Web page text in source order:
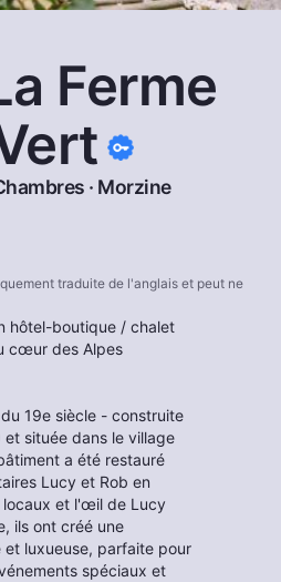
Ferme
· Morzine
traduite de l'anglais et peut ne
hôtel-boutique / chalet
cœur des Alpes
19e siècle - construite
située dans le village
a été restauré
Lucy et Rob en
locaux et l'œil de Lucy
ils ont créé une
luxueuse, parfaite pour
spéciaux et